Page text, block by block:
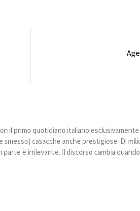
il primo quotidiano italiano esclusivamente
smesso) casacche anche prestigiose. Di
è irrilevante. Il discorso cambia